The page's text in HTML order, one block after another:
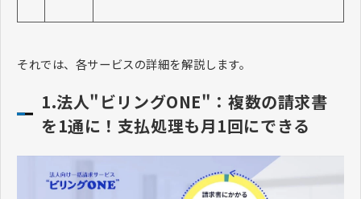
それでは、各サービスの詳細を解説します。
1.法人"ビリングONE"：複数の請求書
を1通に！支払処理も月1回にできる